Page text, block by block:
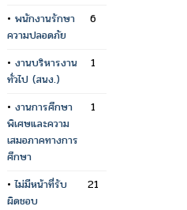
• พนักงานรักษา
ความปลอดภัย
6
• งานบริหารงาน
ทั่วไป (สนง.)
1
• งานการศึกษา
พิเศษและความ
เสมอภาคทางการ
ศึกษา
1
•ไม่มีหน้าที่รับ
ผิดชอบ
21